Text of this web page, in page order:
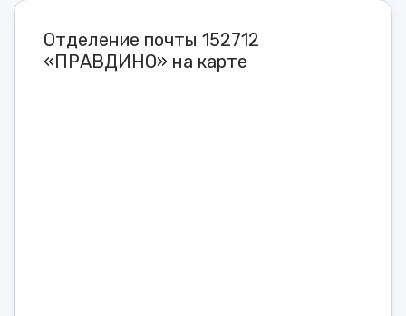
Отделение почты 152712
«ПРАВДИНО» на карте